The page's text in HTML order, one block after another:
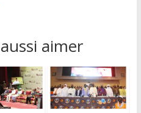
aimer